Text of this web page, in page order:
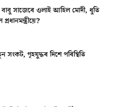
সাজেৰে ওলাই আহিল মোদী, ধুতি
সংকট, গৃহযুদ্ধৰ দিশে পৰিস্থিতি